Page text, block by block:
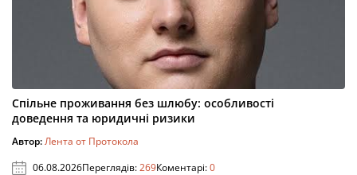
Спільне проживання без шлюбу: особливості
доведення та юридичні ризики
Автор:Лента от Протокола
06.08.2026Переглядів:269Коментарі:0